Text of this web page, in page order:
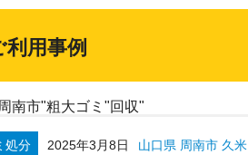
利用事例
南市"粗大ゴミ"回収"
処分 2025年3月8日 山口県 周南市 久米